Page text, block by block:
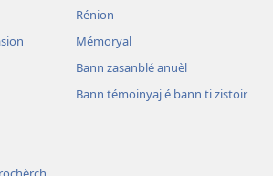
Rénion
Mémoryal
Bann zasanblé anuèl
Bann témoinyaj é bann ti zistoir